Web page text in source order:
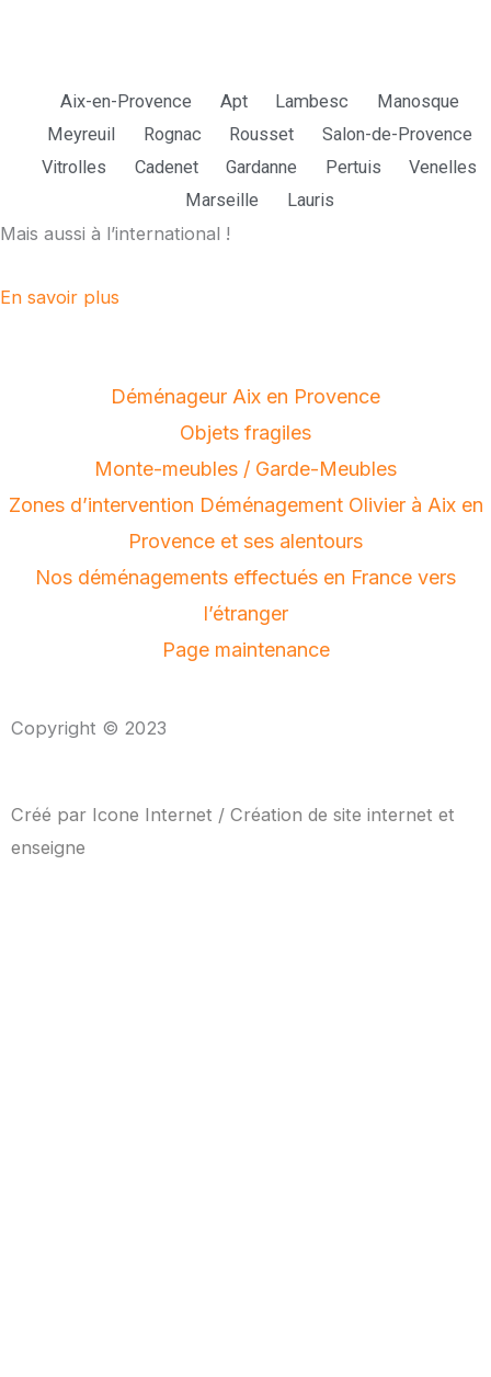
a
m
Aix-en-Provence
Apt Lambesc
Manosque
Meyreuil
Rognac Rousset
Salon-de-Provence
Vitrolles
Cadenet Gardanne Pertuis
Venelles
Marseille
Lauris
Mais aussi à l’international !
En savoir plus
Déménageur Aix en Provence
Objets fragiles
Monte-meubles / Garde-Meubles
Zones d’intervention Déménagement Olivier à Aix en
Provence et ses alentours
Nos déménagements effectués en France vers
l’étranger
Page maintenance
Copyright © 2023
Créé par Icone Internet / Création de site internet et
enseigne